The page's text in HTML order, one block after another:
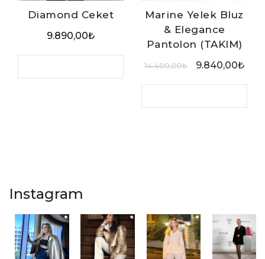
Diamond Ceket
9.890,00₺
Marine Yelek Bluz
& Elegance
Pantolon (TAKIM)
14.400,00₺ 9.840,00₺
Instagram